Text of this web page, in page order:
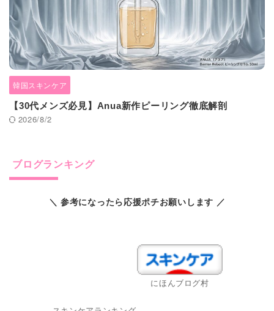
韓国スキンケア
【30代メンズ必見】Anua新作ピーリング徹底解剖
2026/8/2
ブログランキング
＼ 参考になったら応援ポチお願いします ／
にほんブログ村